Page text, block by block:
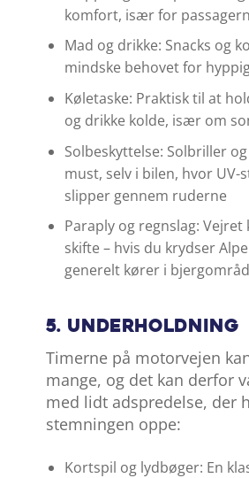
komfort, især for
Mad og drikke: Snacks og
mindske behovet for
Køletaske: Praktisk til at
og drikke kolde, især om
Solbeskyttelse: Solbriller
must, selv i bilen, hvor UV-
slipper gennem ruderne
Paraply og regnslag:
skifte – hvis du krydser
generelt kører i
5. Underholdning
Timerne på motorvejen
mange, og det kan derfor
med lidt adspredelse, der
stemningen oppe:
Kortspil og lydbøger: En